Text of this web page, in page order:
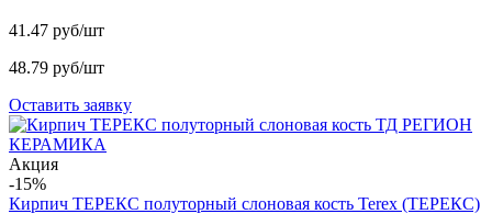
41.47 руб/шт
48.79 руб/шт
Оставить заявку
Акция
-15%
Кирпич ТЕРЕКС полуторный слоновая кость Terex (ТЕРЕКС)